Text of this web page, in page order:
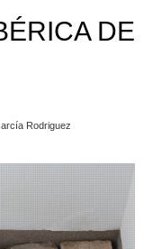
DE
Rodriguez